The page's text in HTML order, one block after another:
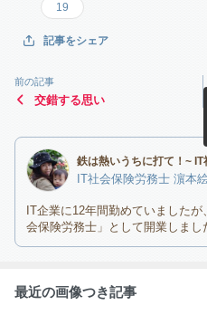
19
記事をシェア
前の記事
交錯する思い
IT社会保険労務士 濵本
IT企業に12年間勤めていました
会保険労務士」として開業しま
ても良いのでは？！
最近の画像つき記事